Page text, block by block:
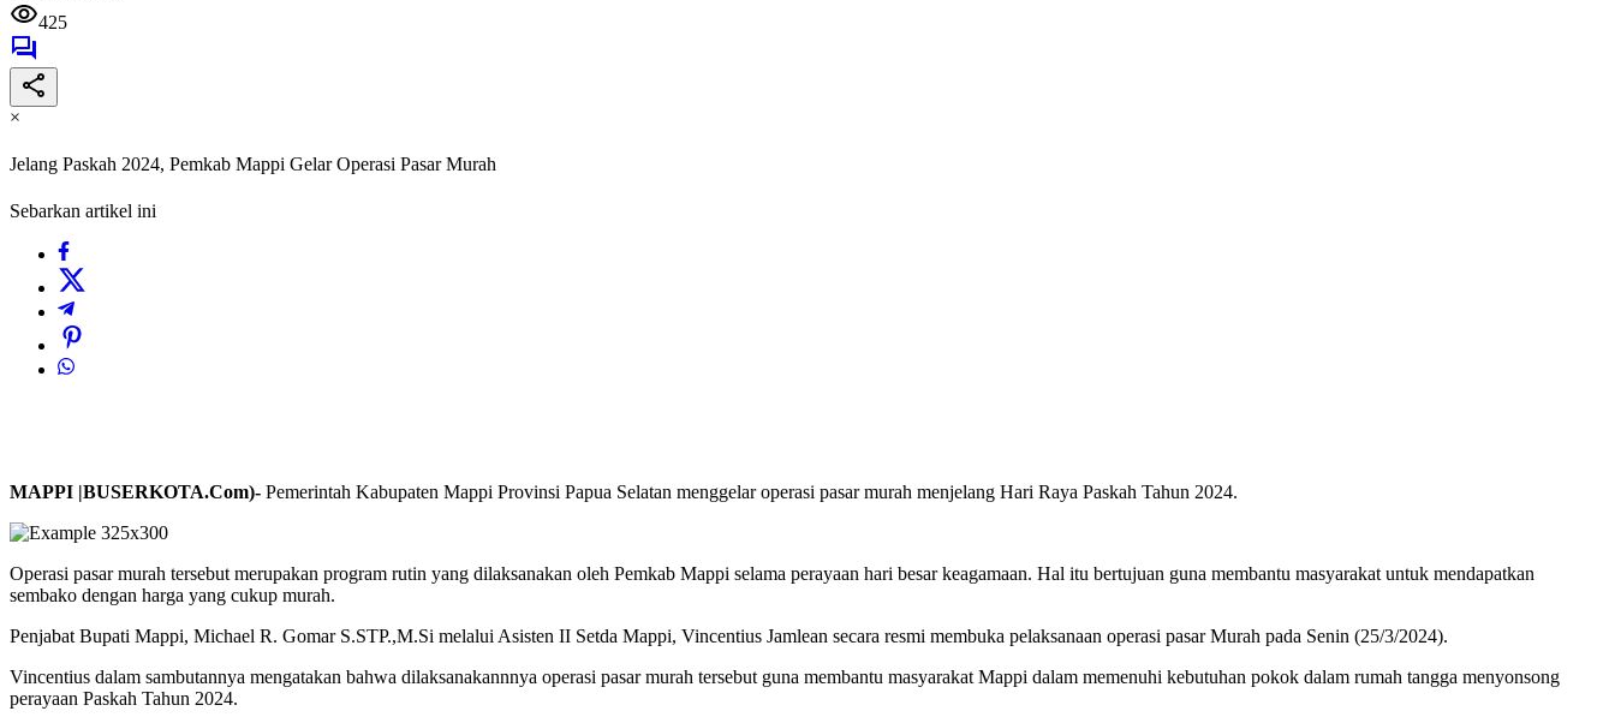
425
×
Jelang Paskah 2024, Pemkab Mappi Gelar Operasi Pasar Murah
Sebarkan artikel ini
MAPPI |BUSERKOTA.Com)- Pemerintah Kabupaten Mappi Provinsi Papua Selatan menggelar operasi pasar murah menjelang Hari Raya Paskah Tahun 2024.
Operasi pasar murah tersebut merupakan program rutin yang dilaksanakan oleh Pemkab Mappi selama perayaan hari besar keagamaan. Hal itu bertujuan guna membantu masyarakat untuk mendapatkan
sembako dengan harga yang cukup murah.
Penjabat Bupati Mappi, Michael R. Gomar S.STP.,M.Si melalui Asisten II Setda Mappi, Vincentius Jamlean secara resmi membuka pelaksanaan operasi pasar Murah pada Senin (25/3/2024).
Vincentius dalam sambutannya mengatakan bahwa dilaksanakannnya operasi pasar murah tersebut guna membantu masyarakat Mappi dalam memenuhi kebutuhan pokok dalam rumah tangga menyonsong
perayaan Paskah Tahun 2024.